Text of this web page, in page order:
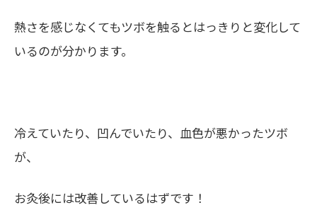
熱さを感じなくてもツボを触るとはっきりと変化して
いるのが分かります。
冷えていたり、凹んでいたり、血色が悪かったツボ
が、
お灸後には改善しているはずです！